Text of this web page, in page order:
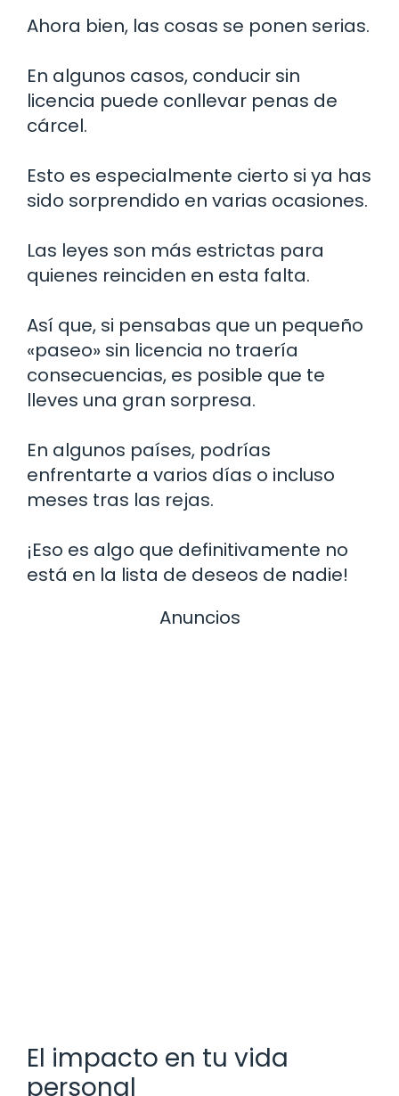
Ahora bien, las cosas se ponen serias.
En algunos casos, conducir sin
licencia puede conllevar penas de
cárcel.
Esto es especialmente cierto si ya has
sido sorprendido en varias ocasiones.
Las leyes son más estrictas para
quienes reinciden en esta falta.
Así que, si pensabas que un pequeño
«paseo» sin licencia no traería
consecuencias, es posible que te
lleves una gran sorpresa.
En algunos países, podrías
enfrentarte a varios días o incluso
meses tras las rejas.
¡Eso es algo que definitivamente no
está en la lista de deseos de nadie!
Anuncios
El impacto en tu vida
personal